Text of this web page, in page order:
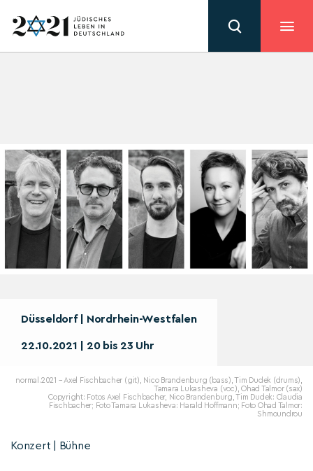
Düsseldorf | Nordrhein-Westfalen
22.10.2021 | 20 bis 23 Uhr
normal.2021 – Axel Fischbacher (git), Nico Brandenburg (bass), Tim Dudek (drums),
Tamara Lukasheva (voc), Ohad Talmor (sax)
Copyright: Fotos Axel Fischbacher, Nico Brandenburg, Tim Dudek: Claudia
Fischbacher; Foto Tamara Lukasheva: Harald Hoffmann; Foto Ohad Talmor:
Shmoundrou
Konzert | Bühne